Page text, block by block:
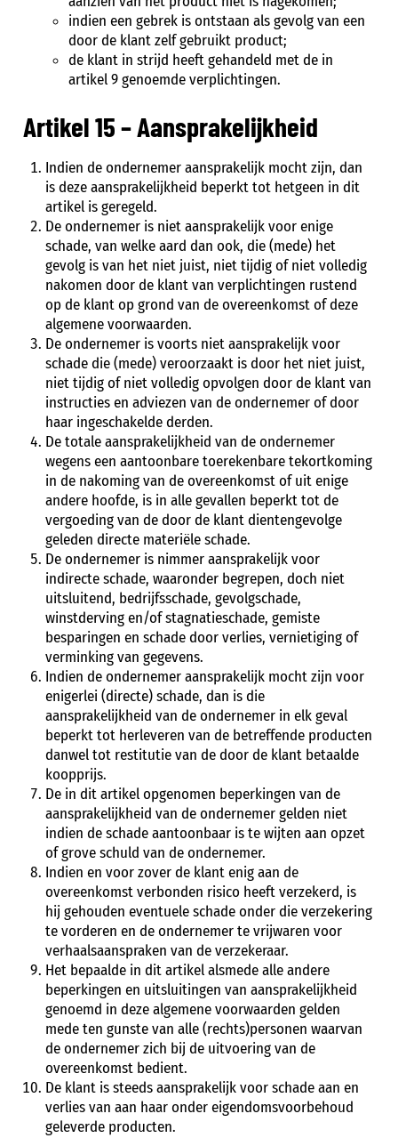
indien een gebrek is ontstaan als gevolg van een
door de klant zelf gebruikt product;
de klant in strijd heeft gehandeld met de in
artikel 9 genoemde verplichtingen.
Artikel 15 – Aansprakelijkheid
Indien de ondernemer aansprakelijk mocht zijn, dan
is deze aansprakelijkheid beperkt tot hetgeen in dit
artikel is geregeld.
De ondernemer is niet aansprakelijk voor enige
schade, van welke aard dan ook, die (mede) het
gevolg is van het niet juist, niet tijdig of niet volledig
nakomen door de klant van verplichtingen rustend
op de klant op grond van de overeenkomst of deze
algemene voorwaarden.
De ondernemer is voorts niet aansprakelijk voor
schade die (mede) veroorzaakt is door het niet juist,
niet tijdig of niet volledig opvolgen door de klant van
instructies en adviezen van de ondernemer of door
haar ingeschakelde derden.
De totale aansprakelijkheid van de ondernemer
wegens een aantoonbare toerekenbare tekortkoming
in de nakoming van de overeenkomst of uit enige
andere hoofde, is in alle gevallen beperkt tot de
vergoeding van de door de klant dientengevolge
geleden directe materiële schade.
De ondernemer is nimmer aansprakelijk voor
indirecte schade, waaronder begrepen, doch niet
uitsluitend, bedrijfsschade, gevolgschade,
winstderving en/of stagnatieschade, gemiste
besparingen en schade door verlies, vernietiging of
verminking van gegevens.
Indien de ondernemer aansprakelijk mocht zijn voor
enigerlei (directe) schade, dan is die
aansprakelijkheid van de ondernemer in elk geval
beperkt tot herleveren van de betreffende producten
danwel tot restitutie van de door de klant betaalde
koopprijs.
De in dit artikel opgenomen beperkingen van de
aansprakelijkheid van de ondernemer gelden niet
indien de schade aantoonbaar is te wijten aan opzet
of grove schuld van de ondernemer.
Indien en voor zover de klant enig aan de
overeenkomst verbonden risico heeft verzekerd, is
hij gehouden eventuele schade onder die verzekering
te vorderen en de ondernemer te vrijwaren voor
verhaalsaanspraken van de verzekeraar.
Het bepaalde in dit artikel alsmede alle andere
beperkingen en uitsluitingen van aansprakelijkheid
genoemd in deze algemene voorwaarden gelden
mede ten gunste van alle (rechts)personen waarvan
de ondernemer zich bij de uitvoering van de
overeenkomst bedient.
De klant is steeds aansprakelijk voor schade aan en
verlies van aan haar onder eigendomsvoorbehoud
geleverde producten.